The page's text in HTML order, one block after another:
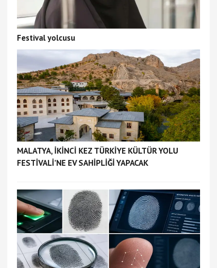
Festival yolcusu
MALATYA, İKİNCİ KEZ TÜRKİYE KÜLTÜR YOLU
FESTİVALİ’NE EV SAHİPLİĞİ YAPACAK